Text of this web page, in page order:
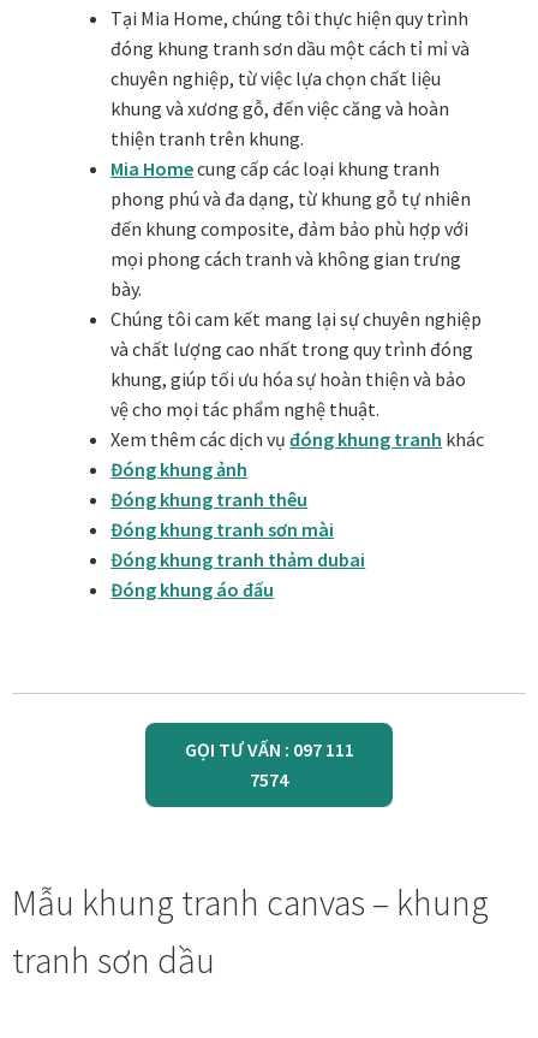
Khung tranh gỗ sồi
Khung tranh treo tường
Kim liên vạn phúc phòng thờ
Mia Lifestyle
Nghệ thuật sơn mài dát vàng
Nhận vẽ tranh theo yêu cầu
Phương thức thanh toán
Quà tặng cao cấp
Quà tặng đối tác nước ngoài
Quy định khu vực giao hàng
Tại Mia Home, chúng tôi thực hiện quy trình
đóng khung tranh sơn dầu một cách tỉ mỉ và
chuyên nghiệp, từ việc lựa chọn chất liệu
khung và xương gỗ, đến việc căng và hoàn
thiện tranh trên khung.
Mia Homecung cấp các loại khung tranh
phong phú và đa dạng, từ khung gỗ tự nhiên
đến khung composite, đảm bảo phù hợp với
mọi phong cách tranh và không gian trưng
bày.
Chúng tôi cam kết mang lại sự chuyên nghiệp
và chất lượng cao nhất trong quy trình đóng
khung, giúp tối ưu hóa sự hoàn thiện và bảo
vệ cho mọi tác phẩm nghệ thuật.
Xem thêm các dịch vụđóng khung tranh khác
Đóng khung ảnh
Đóng khung tranh thêu
Đóng khung tranh sơn mài
Đóng khung tranh thảm dubai
Đóng khung áo đấu
GỌI TƯ VẤN : 097 111
7574
Mẫu khung tranh canvas – khung
tranh sơn dầu